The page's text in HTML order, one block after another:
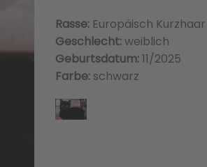
Rasse: Europäisch Kurzhaar
Geschlecht:weiblich
Geburtsdatum:11/2025
Farbe: schwarz